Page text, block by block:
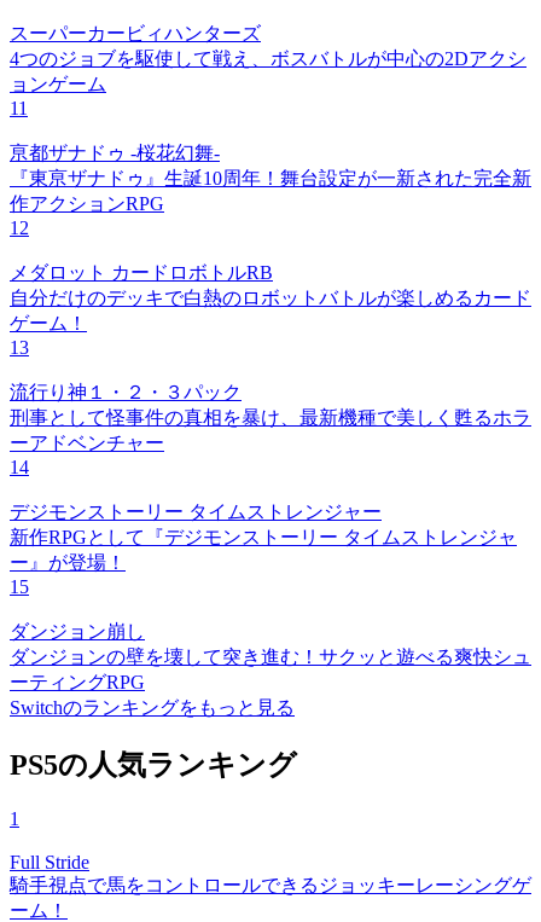
スーパーカービィハンターズ
4つのジョブを駆使して戦え、ボスバトルが中心の2Dアクシ
ョンゲーム
11
亰都ザナドゥ -桜花幻舞-
『東亰ザナドゥ』生誕10周年！舞台設定が一新された完全新
作アクションRPG
12
メダロット カードロボトルRB
自分だけのデッキで白熱のロボットバトルが楽しめるカード
ゲーム！
13
流行り神１・２・３パック
刑事として怪事件の真相を暴け、最新機種で美しく甦るホラ
ーアドベンチャー
14
デジモンストーリー タイムストレンジャー
新作RPGとして『デジモンストーリー タイムストレンジャ
ー』が登場！
15
ダンジョン崩し
ダンジョンの壁を壊して突き進む！サクッと遊べる爽快シュ
ーティングRPG
Switchのランキングをもっと見る
PS5の人気ランキング
1
Full Stride
騎手視点で馬をコントロールできるジョッキーレーシングゲ
ーム！